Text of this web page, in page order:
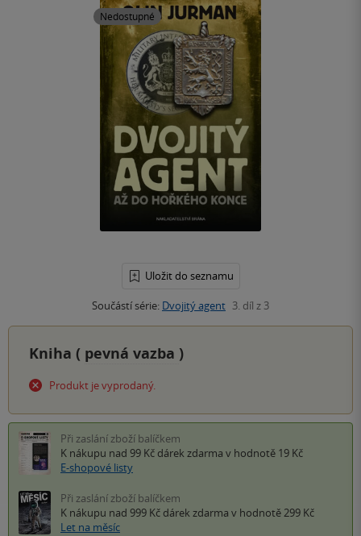
Nedostupné
Uložit do seznamu
Součástí série: Dvojitý agent 3. díl z 3
Kniha ( pevná vazba )
Produkt je vyprodaný.
Při zaslání zboží balíčkem
K nákupu nad 99 Kč dárek zdarma v hodnotě 19 Kč
E-shopové listy
Při zaslání zboží balíčkem
K nákupu nad 999 Kč dárek zdarma v hodnotě 299 Kč
Let na měsíc